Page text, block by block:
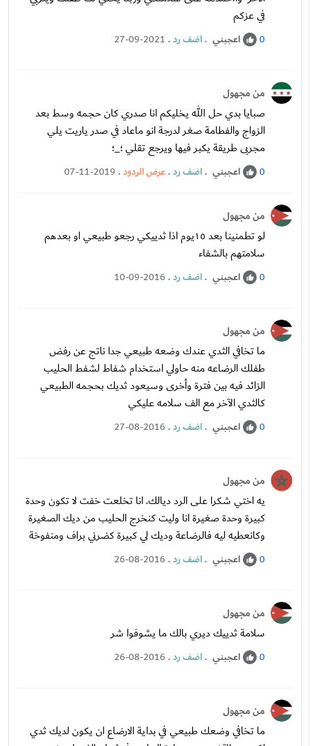
في عزكم
0 اعجبني .اضف رد.
27-09-2021
من مجهول
صبايا بدي حل الله يخليكم انا صدري كان حجمه وسط بعد
الزواج والفطامة صغر لدرجة انو ماعاد في صدر ياريت يلي
مجربى طريقة يكبر فيها ويرجع تقلي ؛_؛
0 اعجبني .اضف رد.عرض الردود.
07-11-2019
من مجهول
لو تطمنينا بعد ١٥يوم اذا ثدييكي رجعو طبيعي او بعدهم
سلامتهم بالشفاء
0 اعجبني .اضف رد.
10-09-2016
من مجهول
ما تخافي الثدي عندك وضعه طبيعي جدا ناتج عن رفض
طفلك الرضاعه منه حاولي استخدام شفاط لشفط الحليب
الزائد فيه بين فترة وأخرى وسيعود ثديك بحجمه الطبيعي
كالثدي الآخر مع الف سلامه عليكي
0 اعجبني .اضف رد.
27-08-2016
من مجهول
يه اختي شكرا على الرد ديالك. انا تخلعت خفت لا تكون وحدة
كبيرة وحدة صغيرة انا وليت كنخرج الحليب من ديك الصغيرة
وكانعطيه ليه فالرضاعة وديك لي كبيرة كضرني براف ومنفوخة
0 اعجبني .اضف رد.
26-08-2016
من مجهول
سلامة ثدييك ديري بالك ما يشوفوا شر
0 اعجبني .اضف رد.
26-08-2016
من مجهول
ما تخافي وضعك طبيعي في بداية الارضاع ان يكون لديك ثدي